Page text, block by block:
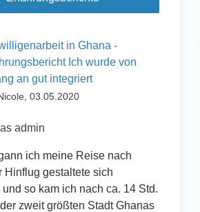
in Ghana -
Ich wurde von
an gut integriert
03.05.2020
ich meine Reise nach
Hinflug gestaltete sich
so kam ich nach ca. 14 Std.
zweit größten Stadt Ghanas